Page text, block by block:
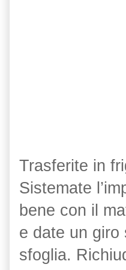
Trasferite in
Sistemate
bene con il
e date un giro
sfoglia.